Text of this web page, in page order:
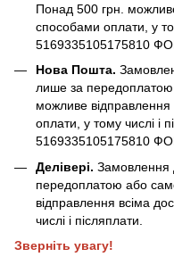
Понад 500 грн.
способами оплати, у
5169335105175810
Нова Пошта.
лише за
можливе
оплати, у тому числі і
5169335105175810
Делівері. Замовлення
передоплатою або
відправлення всіма
числі і післяплати.
Зверніть увагу!